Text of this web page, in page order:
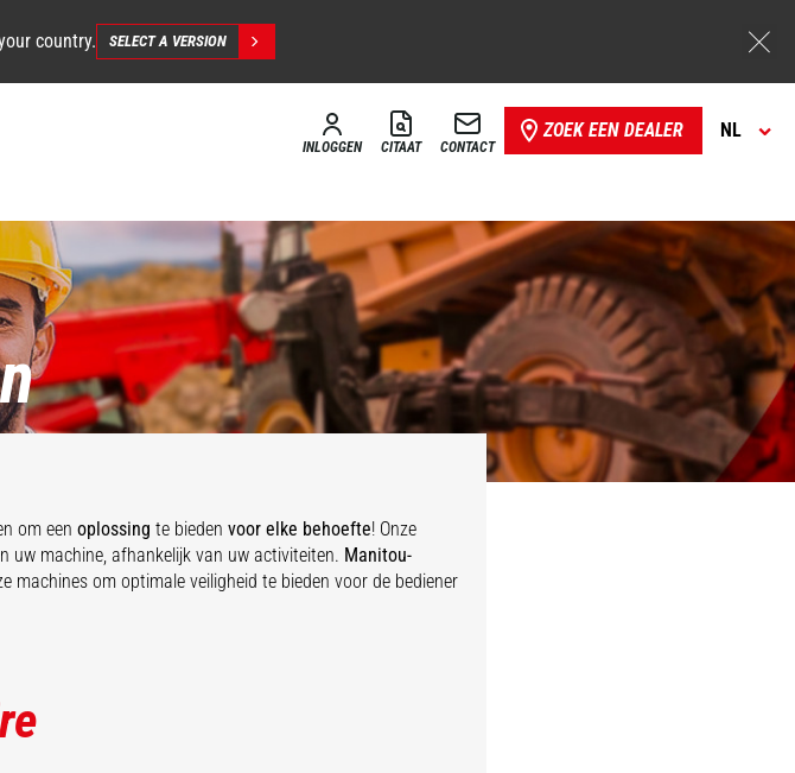
country. SELECT A VERSION
INLOGGEN CITAAT CONTACT
ZOEK EEN DEALER NL
om een oplossing te bieden voor elke behoefte! Onze
uw machine, afhankelijk van uw activiteiten. Manitou-
machines om optimale veiligheid te bieden voor de bediener